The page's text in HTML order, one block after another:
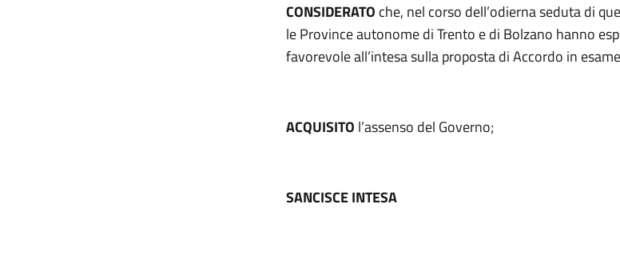
CONSIDERATO che, nel corso dell’odierna seduta di
le Province autonome di Trento e di Bolzano hanno
favorevole all’intesa sulla proposta di Accordo in
ACQUISITO l’assenso del Governo;
SANCISCE INTESA